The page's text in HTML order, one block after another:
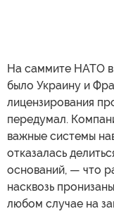
На саммите НАТО
было Украину и
лицензирования
передумал.
важные системы
отказалась
оснований, — что
насквозь
любом случае на